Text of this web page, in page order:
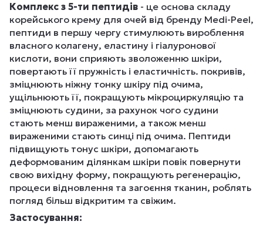
Комплекс з 5-ти пептидів - це основа складу
корейського крему для очей від бренду Medi-Peel,
пептиди в першу чергу стимулюють вироблення
власного колагену, еластину і гіалуронової
кислоти, вони сприяють зволоженню шкіри,
повертають її пружність і еластичність. покривів,
зміцнюють ніжну тонку шкіру під очима,
ущільнюють її, покращують мікроциркуляцію та
зміцнюють судини, за рахунок чого судини
стають менш вираженими, а також менш
вираженими стають синці під очима. Пептиди
підвищують тонус шкіри, допомагають
деформованим ділянкам шкіри повік повернути
свою вихідну форму, покращують регенерацію,
процеси відновлення та загоєння тканин, роблять
погляд більш відкритим та свіжим.
Застосування: